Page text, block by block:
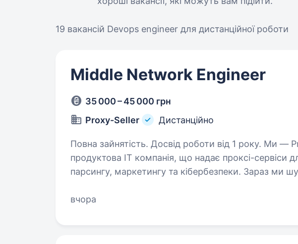
19 вакансій Devops engineer для дистанційної роботи
Middle Network Engineer
35 000 – 45 000 грн
Proxy-Seller
Дистанційно
Повна зайнятість. Досвід роботи від 1 року. Ми — Proxy-Seller, європейська
продуктова IT компанія, що надає проксі-сервіси
парсингу, маркетингу та кібербезпеки. Зараз ми
вчора